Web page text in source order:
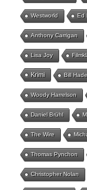
Westworld Ed
Anthony Carrigan
Lisa Joy
Krimi Bill
Woody Harrelson
Daniel Brühl
The Wire
Thomas Pynchon
Christopher Nolan